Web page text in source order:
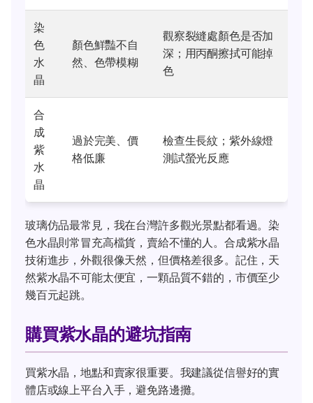
染
色
水
晶
顏色鮮豔不自
然、色帶模糊
觀察裂縫處顏色是否加
深；用丙酮擦拭可能掉
色
合
成
紫
水
晶
過於完美、價
格低廉
檢查生長紋；紫外線燈
測試螢光反應
玻璃仿品最常見，我在台灣許多觀光景點都看過。染
色水晶則常冒充高檔貨，賣給不懂的人。合成紫水晶
技術進步，外觀很像天然，但價格差很多。記住，天
然紫水晶不可能太便宜，一顆品質不錯的，市價至少
幾百元起跳。
購買紫水晶的避坑指南
買紫水晶，地點和賣家很重要。我建議從信譽好的實
體店或線上平台入手，避免路邊攤。